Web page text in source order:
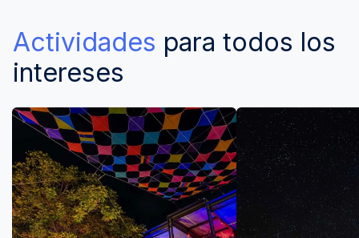
Actividades para todos los
intereses